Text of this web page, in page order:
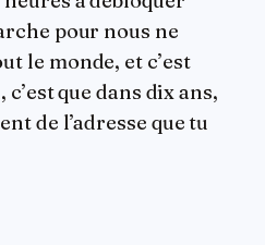
pour nous ne
le monde, et c’est
que dans dix ans,
de l’adresse que tu